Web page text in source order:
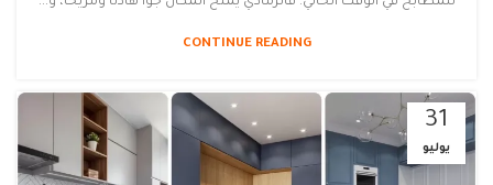
CONTINUE READING
31
يوليو